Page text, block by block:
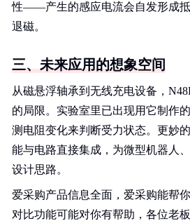
性——产生的感应电流会自发形成
退磁。
三、未来应用的想象空间
从磁悬浮轴承到无线充电设备，
的局限。实验室里已出现用它制作
测电阻变化来判断受力状态。更妙
能与电路直接集成，为微型机器人
设计思路。
爱采购产品信息全面，爱采购能帮
对比功能可能对你有帮助，各位老